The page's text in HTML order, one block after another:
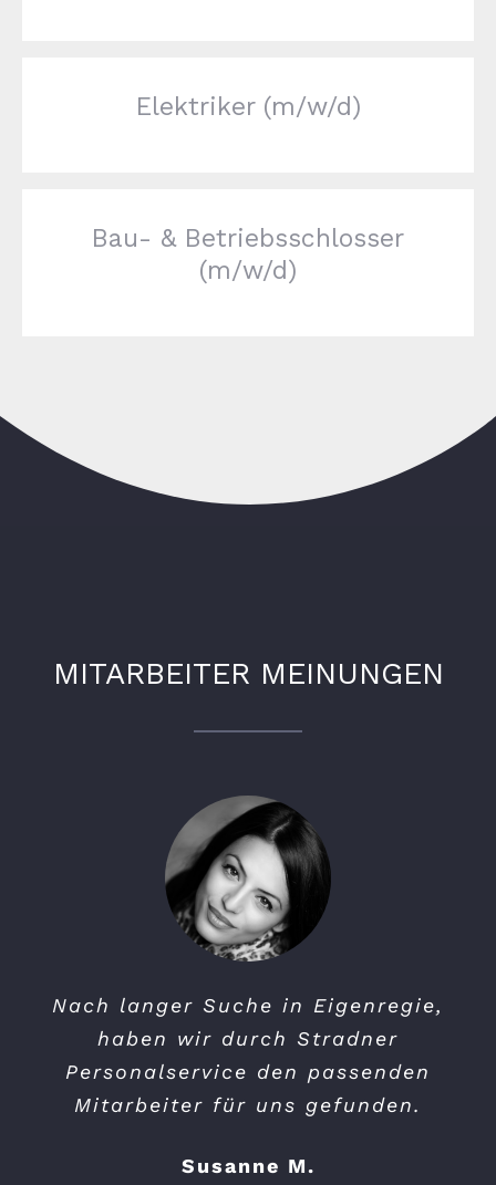
Elektriker (m/w/d)
Bau- & Betriebsschlosser
(m/w/d)
MITARBEITER MEINUNGEN
Nach langer Suche in Eigenregie,
haben wir durch Stradner
Personalservice den passenden
Mitarbeiter für uns gefunden.
Susanne M.